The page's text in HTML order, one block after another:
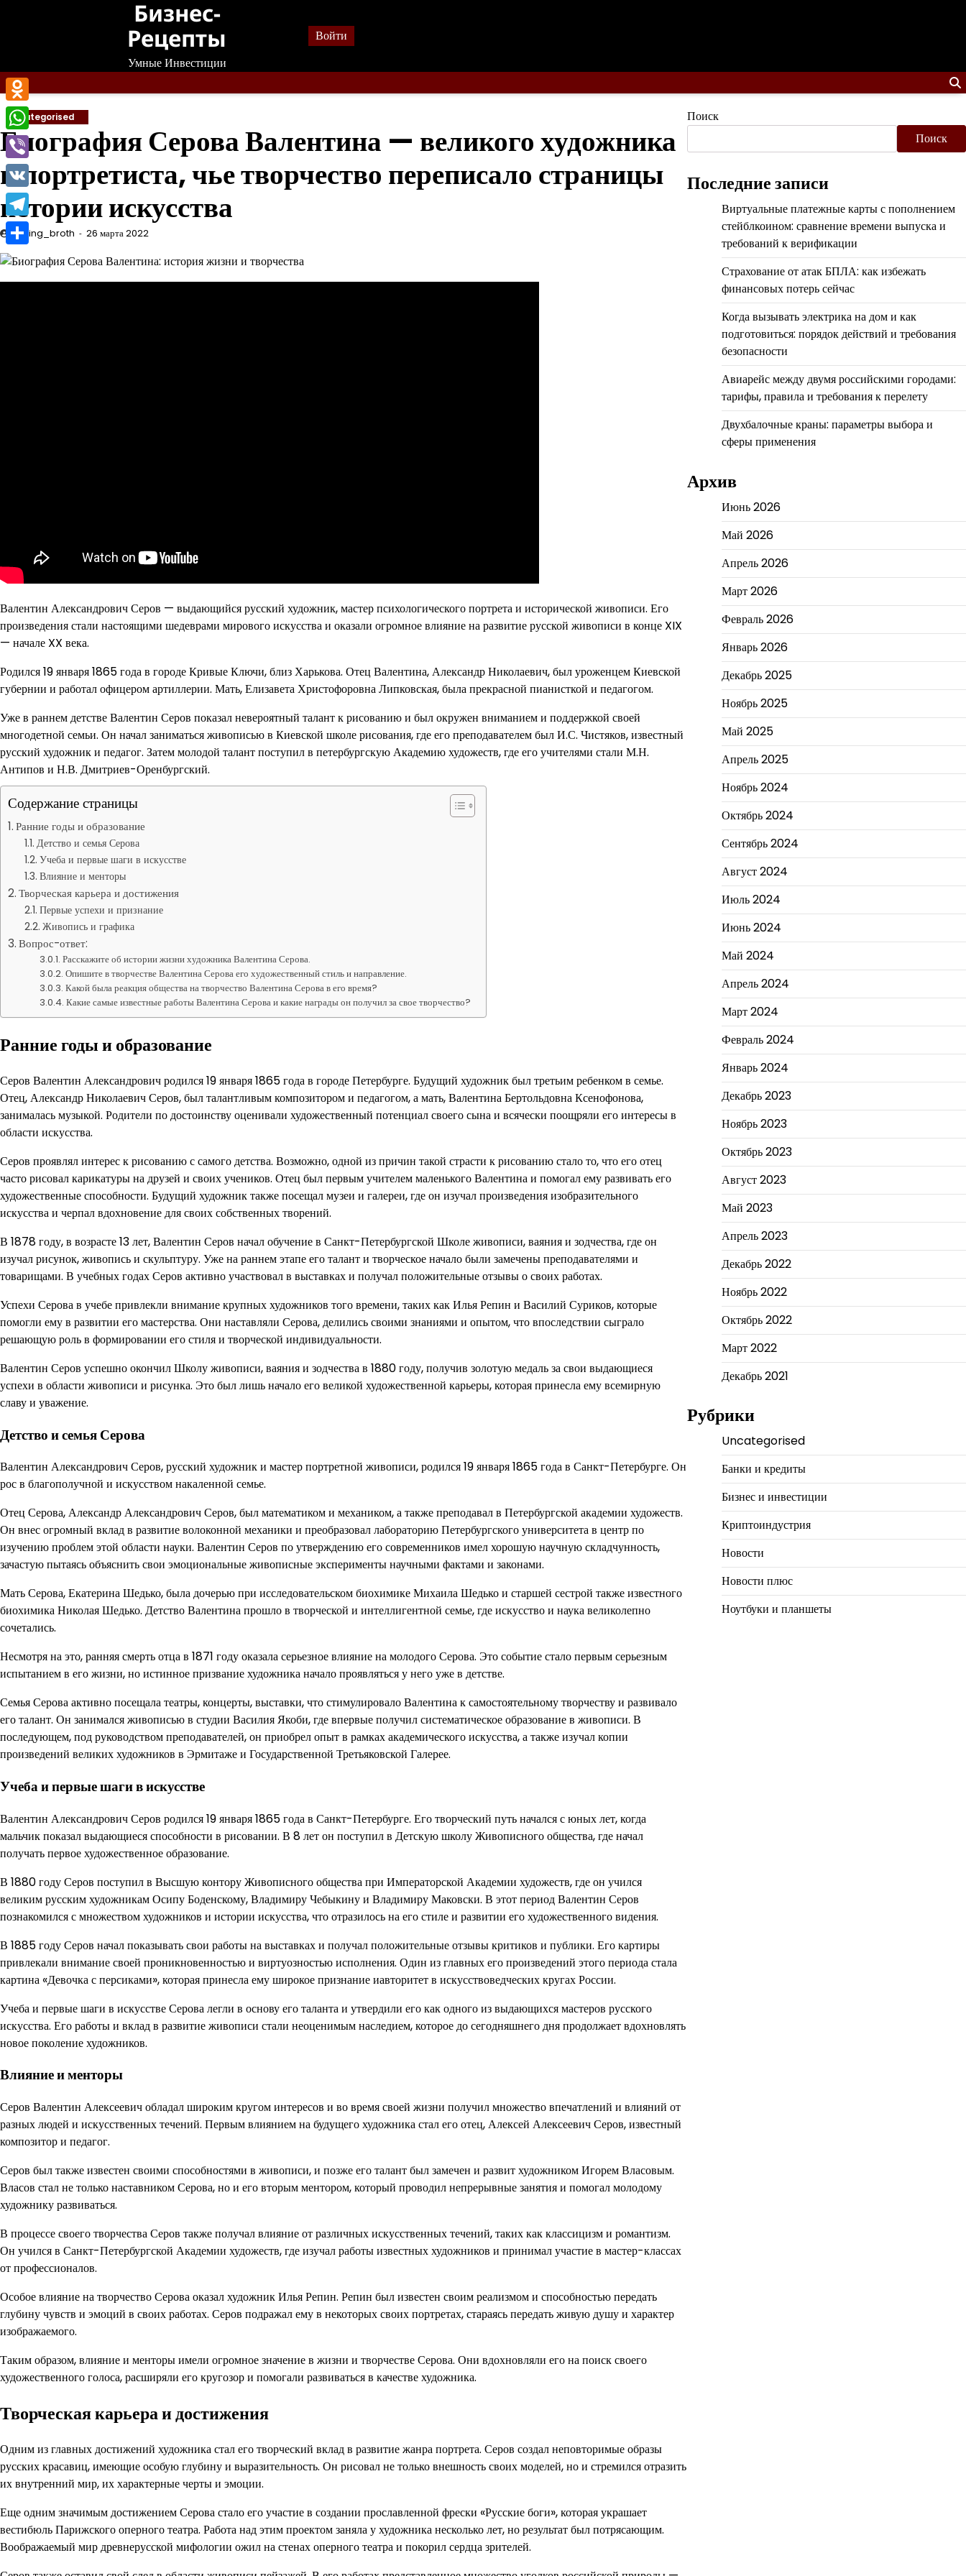
Бизнес-
Рецепты
Умные Инвестиции
Войти
Uncategorised
Биография Серова Валентина — великого художника
и портретиста, чье творчество переписало страницы
истории искусства
mining_broth 26 марта 2022
Валентин Александрович Серов — выдающийся русский художник, мастер психологического портрета и исторической живописи. Его
произведения стали настоящими шедеврами мирового искусства и оказали огромное влияние на развитие русской живописи в конце XIX
— начале XX века.
Родился 19 января 1865 года в городе Кривые Ключи, близ Харькова. Отец Валентина, Александр Николаевич, был уроженцем Киевской
губернии и работал офицером артиллерии. Мать, Елизавета Христофоровна Липковская, была прекрасной пианисткой и педагогом.
Уже в раннем детстве Валентин Серов показал невероятный талант к рисованию и был окружен вниманием и поддержкой своей
многодетной семьи. Он начал заниматься живописью в Киевской школе рисования, где его преподавателем был И.С. Чистяков, известный
русский художник и педагог. Затем молодой талант поступил в петербургскую Академию художеств, где его учителями стали М.Н.
Антипов и Н.В. Дмитриев-Оренбургский.
Содержание страницы
Ранние годы и образование
Детство и семья Серова
Учеба и первые шаги в искусстве
Влияние и менторы
Творческая карьера и достижения
Первые успехи и признание
Живопись и графика
Вопрос-ответ:
Расскажите об истории жизни художника Валентина Серова.
Опишите в творчестве Валентина Серова его художественный стиль и направление.
Какой была реакция общества на творчество Валентина Серова в его время?
Какие самые известные работы Валентина Серова и какие награды он получил за свое творчество?
Ранние годы и образование
Серов Валентин Александрович родился 19 января 1865 года в городе Петербурге. Будущий художник был третьим ребенком в семье.
Отец, Александр Николаевич Серов, был талантливым композитором и педагогом, а мать, Валентина Бертольдовна Ксенофонова,
занималась музыкой. Родители по достоинству оценивали художественный потенциал своего сына и всячески поощряли его интересы в
области искусства.
Серов проявлял интерес к рисованию с самого детства. Возможно, одной из причин такой страсти к рисованию стало то, что его отец
часто рисовал карикатуры на друзей и своих учеников. Отец был первым учителем маленького Валентина и помогал ему развивать его
художественные способности. Будущий художник также посещал музеи и галереи, где он изучал произведения изобразительного
искусства и черпал вдохновение для своих собственных творений.
В 1878 году, в возрасте 13 лет, Валентин Серов начал обучение в Санкт-Петербургской Школе живописи, ваяния и зодчества, где он
изучал рисунок, живопись и скульптуру. Уже на раннем этапе его талант и творческое начало были замечены преподавателями и
товарищами. В учебных годах Серов активно участвовал в выставках и получал положительные отзывы о своих работах.
Успехи Серова в учебе привлекли внимание крупных художников того времени, таких как Илья Репин и Василий Суриков, которые
помогли ему в развитии его мастерства. Они наставляли Серова, делились своими знаниями и опытом, что впоследствии сыграло
решающую роль в формировании его стиля и творческой индивидуальности.
Валентин Серов успешно окончил Школу живописи, ваяния и зодчества в 1880 году, получив золотую медаль за свои выдающиеся
успехи в области живописи и рисунка. Это был лишь начало его великой художественной карьеры, которая принесла ему всемирную
славу и уважение.
Детство и семья Серова
Валентин Александрович Серов, русский художник и мастер портретной живописи, родился 19 января 1865 года в Санкт-Петербурге. Он
рос в благополучной и искусством накаленной семье.
Отец Серова, Александр Александрович Серов, был математиком и механиком, а также преподавал в Петербургской академии художеств.
Он внес огромный вклад в развитие волоконной механики и преобразовал лабораторию Петербургского университета в центр по
изучению проблем этой области науки. Валентин Серов по утверждению его современников имел хорошую научную складчунность,
зачастую пытаясь объяснить свои эмоциональные живописные эксперименты научными фактами и законами.
Мать Серова, Екатерина Шедько, была дочерью при исследовательском биохимике Михаила Шедько и старшей сестрой также известного
биохимика Николая Шедько. Детство Валентина прошло в творческой и интеллигентной семье, где искусство и наука великолепно
сочетались.
Несмотря на это, ранняя смерть отца в 1871 году оказала серьезное влияние на молодого Серова. Это событие стало первым серьезным
испытанием в его жизни, но истинное призвание художника начало проявляться у него уже в детстве.
Семья Серова активно посещала театры, концерты, выставки, что стимулировало Валентина к самостоятельному творчеству и развивало
его талант. Он занимался живописью в студии Василия Якоби, где впервые получил систематическое образование в живописи. В
последующем, под руководством преподавателей, он приобрел опыт в рамках академического искусства, а также изучал копии
произведений великих художников в Эрмитаже и Государственной Третьяковской Галерее.
Учеба и первые шаги в искусстве
Валентин Александрович Серов родился 19 января 1865 года в Санкт-Петербурге. Его творческий путь начался с юных лет, когда
мальчик показал выдающиеся способности в рисовании. В 8 лет он поступил в Детскую школу Живописного общества, где начал
получать первое художественное образование.
В 1880 году Серов поступил в Высшую контору Живописного общества при Императорской Академии художеств, где он учился
великим русским художникам Осипу Боденскому, Владимиру Чебыкину и Владимиру Маковски. В этот период Валентин Серов
познакомился с множеством художников и истории искусства, что отразилось на его стиле и развитии его художественного видения.
В 1885 году Серов начал показывать свои работы на выставках и получал положительные отзывы критиков и публики. Его картиры
привлекали внимание своей проникновенностью и виртуозностью исполнения. Один из главных его произведений этого периода стала
картина «Девочка с персиками», которая принесла ему широкое признание иавторитет в искусствоведческих кругах России.
Учеба и первые шаги в искусстве Серова легли в основу его таланта и утвердили его как одного из выдающихся мастеров русского
искусства. Его работы и вклад в развитие живописи стали неоценимым наследием, которое до сегодняшнего дня продолжает вдохновлять
новое поколение художников.
Влияние и менторы
Серов Валентин Алексеевич обладал широким кругом интересов и во время своей жизни получил множество впечатлений и влияний от
разных людей и искусственных течений. Первым влиянием на будущего художника стал его отец, Алексей Алексеевич Серов, известный
композитор и педагог.
Серов был также известен своими способностями в живописи, и позже его талант был замечен и развит художником Игорем Власовым.
Власов стал не только наставником Серова, но и его вторым ментором, который проводил непрерывные занятия и помогал молодому
художнику развиваться.
В процессе своего творчества Серов также получал влияние от различных искусственных течений, таких как классицизм и романтизм.
Он учился в Санкт-Петербургской Академии художеств, где изучал работы известных художников и принимал участие в мастер-классах
от профессионалов.
Особое влияние на творчество Серова оказал художник Илья Репин. Репин был известен своим реализмом и способностью передать
глубину чувств и эмоций в своих работах. Серов подражал ему в некоторых своих портретах, стараясь передать живую душу и характер
изображаемого.
Таким образом, влияние и менторы имели огромное значение в жизни и творчестве Серова. Они вдохновляли его на поиск своего
художественного голоса, расширяли его кругозор и помогали развиваться в качестве художника.
Творческая карьера и достижения
Одним из главных достижений художника стал его творческий вклад в развитие жанра портрета. Серов создал неповторимые образы
русских красавиц, имеющие особую глубину и выразительность. Он рисовал не только внешность своих моделей, но и стремился отразить
их внутренний мир, их характерные черты и эмоции.
Еще одним значимым достижением Серова стало его участие в создании прославленной фрески «Русские боги», которая украшает
вестибюль Парижского оперного театра. Работа над этим проектом заняла у художника несколько лет, но результат был потрясающим.
Воображаемый мир древнерусской мифологии ожил на стенах оперного театра и покорил сердца зрителей.
Поиск
Поиск
Последние записи
Виртуальные платежные карты с пополнением
стейблкоином: сравнение времени выпуска и
требований к верификации
Страхование от атак БПЛА: как избежать
финансовых потерь сейчас
Когда вызывать электрика на дом и как
подготовиться: порядок действий и требования
безопасности
Авиарейс между двумя российскими городами:
тарифы, правила и требования к перелету
Двухбалочные краны: параметры выбора и
сферы применения
Архив
Июнь 2026
Май 2026
Апрель 2026
Март 2026
Февраль 2026
Январь 2026
Декабрь 2025
Ноябрь 2025
Май 2025
Апрель 2025
Ноябрь 2024
Октябрь 2024
Сентябрь 2024
Август 2024
Июль 2024
Июнь 2024
Май 2024
Апрель 2024
Март 2024
Февраль 2024
Январь 2024
Декабрь 2023
Ноябрь 2023
Октябрь 2023
Август 2023
Май 2023
Апрель 2023
Декабрь 2022
Ноябрь 2022
Октябрь 2022
Март 2022
Декабрь 2021
Рубрики
Uncategorised
Банки и кредиты
Бизнес и инвестиции
Криптоиндустрия
Новости
Новости плюс
Ноутбуки и планшеты
Odnoklassniki
WhatsApp
Viber
VK
Telegram
Отправить